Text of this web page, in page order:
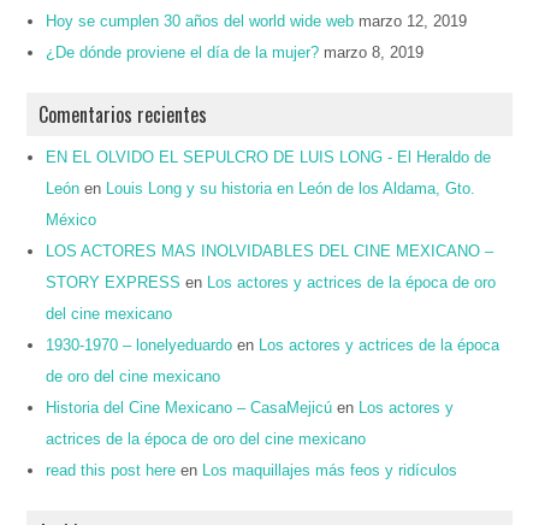
Hoy se cumplen 30 años del world wide web marzo 12, 2019
¿De dónde proviene el día de la mujer? marzo 8, 2019
Comentarios recientes
EN EL OLVIDO EL SEPULCRO DE LUIS LONG - El Heraldo de
León en
Louis Long y su historia en León de los Aldama, Gto.
México
LOS ACTORES MAS INOLVIDABLES DEL CINE MEXICANO –
STORY EXPRESS en
Los actores y actrices de la época de oro
del cine mexicano
1930-1970 – lonelyeduardo en
Los actores y actrices de la época
de oro del cine mexicano
Historia del Cine Mexicano – CasaMejicú en
Los actores y
actrices de la época de oro del cine mexicano
read this post here en Los maquillajes más feos y ridículos